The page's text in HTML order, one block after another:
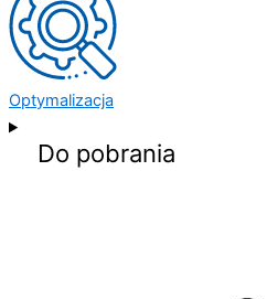
Optymalizacja
Do pobrania